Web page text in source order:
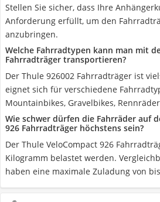
Stellen Sie sicher, dass Ihre
Anforderung erfüllt, um den
anzubringen.
Welche Fahrradtypen kann man mit
Fahrradträger transportieren?
Der Thule 926002 Fahrradträger ist
eignet sich für verschiedene
Mountainbikes, Gravelbikes,
Wie schwer dürfen die Fahrräder auf
926 Fahrradträger höchstens sein?
Der Thule VeloCompact 926
Kilogramm belastet werden.
haben eine maximale Zuladung von